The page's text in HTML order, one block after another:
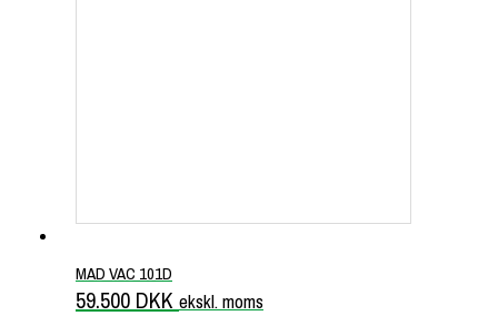
MAD VAC 101D
59.500 DKK ekskl. moms